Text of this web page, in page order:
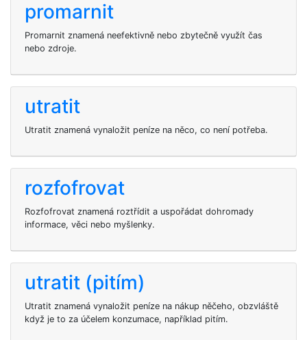
promarnit
Promarnit znamená neefektivně nebo zbytečně využít čas
nebo zdroje.
utratit
Utratit znamená vynaložit peníze na něco, co není potřeba.
rozfofrovat
Rozfofrovat znamená roztřídit a uspořádat dohromady
informace, věci nebo myšlenky.
utratit (pitím)
Utratit znamená vynaložit peníze na nákup něčeho, obzvláště
když je to za účelem konzumace, například pitím.